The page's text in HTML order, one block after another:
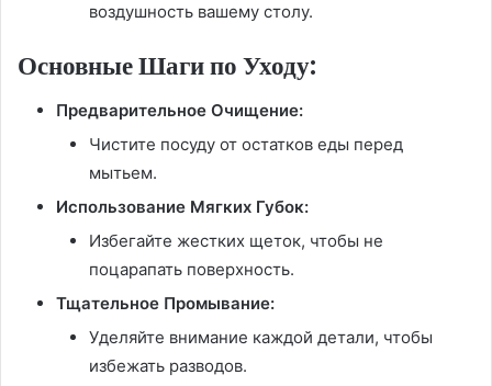
воздушность вашему столу.
Основные Шаги по Уходу:
Предварительное Очищение:
Чистите посуду от остатков еды перед
мытьем.
Использование Мягких Губок:
Избегайте жестких щеток, чтобы не
поцарапать поверхность.
Тщательное Промывание:
Уделяйте внимание каждой детали, чтобы
избежать разводов.